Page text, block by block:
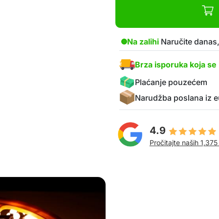
Na zalihi Naručite
Brza isporuka koja
Plaćanje pouzećem
Narudžba poslana iz
4.9
Pročitajte naših